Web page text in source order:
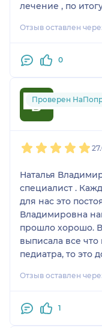
лечение , по
Отзыв оставлен
0
Виктор
Проверен
Наталья
специалист .
для нас это
Владимировна
прошло хорошо.
выписала все
педиатра, то это
Отзыв оставлен
1